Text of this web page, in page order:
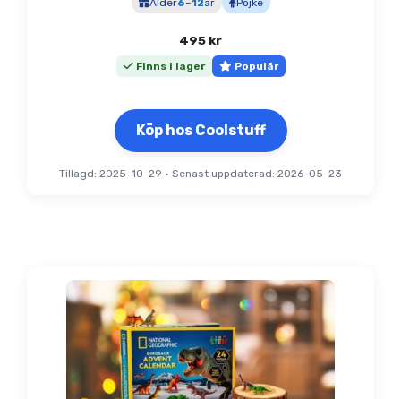
Ålder6–12år Pojke
495 kr
Finns i lager Populär
Köp hos Coolstuff
Tillagd: 2025-10-29 • Senast uppdaterad: 2026-05-23